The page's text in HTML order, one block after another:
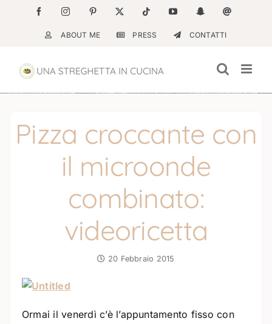
contenuto
FacebookInstagramPinterest Tiktok YouTubeSnapchatEmail
ABOUT ME PRESS CONTATTI
Pizza croccante con
il microonde
combinato:
videoricetta
20 Febbraio 2015
Ormai il venerdì c’è l’appuntamento fisso con